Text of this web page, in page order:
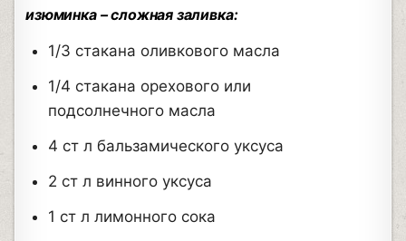
изюминка – сложная заливка:
1/3 стакана оливкового масла
1/4 стакана орехового или
подсолнечного масла
4 ст л бальзамического уксуса
2 ст л винного уксуса
1 ст л лимонного сока